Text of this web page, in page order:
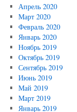
Апрель 2020
Март 2020
Февраль 2020
Январь 2020
Ноябрь 2019
Октябрь 2019
Сентябрь 2019
Июнь 2019
Май 2019
Март 2019
Январь 2019